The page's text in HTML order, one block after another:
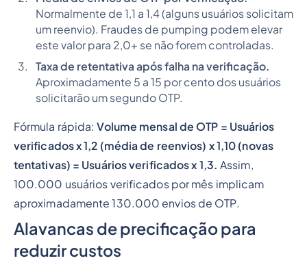
Normalmente de 1,1 a 1,4 (alguns usuários solicitam
um reenvio). Fraudes de pumping podem elevar
este valor para 2,0+ se não forem controladas.
Taxa de retentativa após falha na verificação.
Aproximadamente 5 a 15 por cento dos usuários
solicitarão um segundo OTP.
Fórmula rápida:Volume mensal de OTP = Usuários
verificados x 1,2 (média de reenvios) x 1,10 (novas
tentativas) = Usuários verificados x 1,3. Assim,
100.000 usuários verificados por mês implicam
aproximadamente 130.000 envios de OTP.
Alavancas de precificação para
reduzir custos